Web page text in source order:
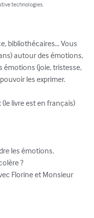
technologies.
bibliothécaires... Vous
autour des émotions,
émotions (joie, tristesse,
les exprimer.
livre est en français)
les émotions.
?
Florine et Monsieur